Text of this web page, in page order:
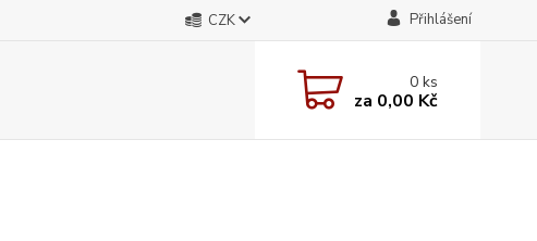
CZK Přihlášení
0ks
za 0,00 Kč